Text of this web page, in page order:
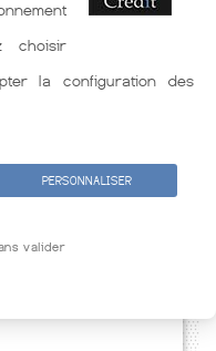
choisir
la configuration des
PERSONNALISER
valider